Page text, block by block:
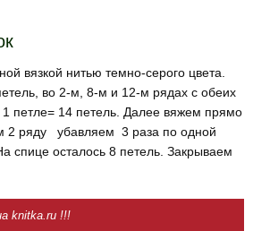
вязкой нитью темно-серого цвета.
во 2-м, 8-м и 12-м рядах с обеих
петле= 14 петель. Далее вяжем прямо
2 ряду убавляем 3 раза по одной
спице осталось 8 петель. Закрываем
knitka.ru !!!